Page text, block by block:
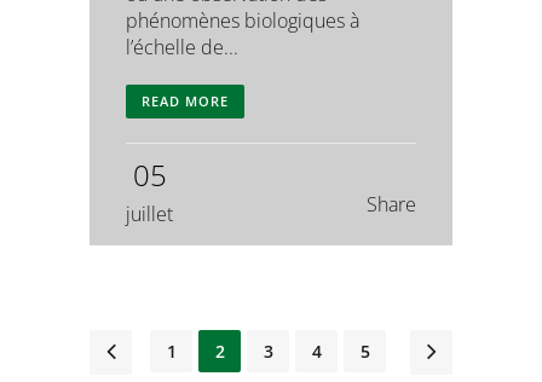
phénomènes biologiques à
l’échelle de...
READ MORE
05
juillet Share
1 2 3 4 5